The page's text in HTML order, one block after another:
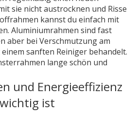
sie nicht austrocknen und Risse
kannst du einfach mit
Aluminiumrahmen sind fast
aber bei Verschmutzung am
sanften Reiniger behandelt.
lange schön und
und Energieeffizienz
ist